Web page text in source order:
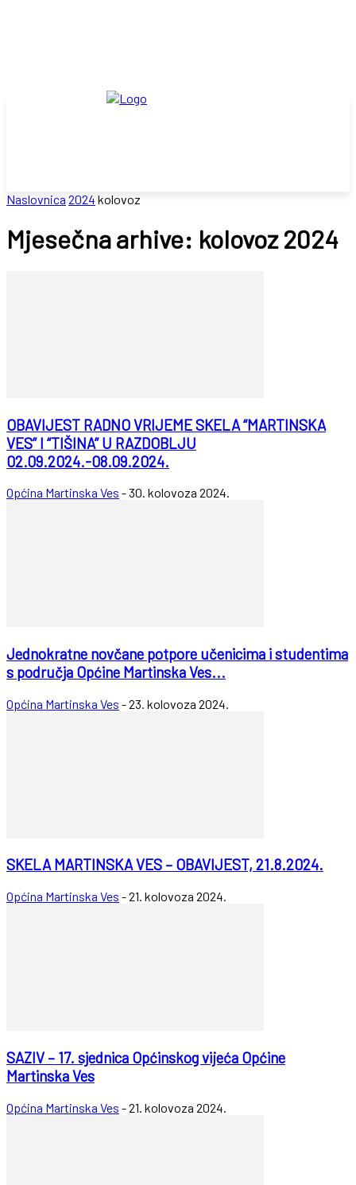
Naslovnica 2024 kolovoz
Mjesečna arhive: kolovoz 2024
OBAVIJEST RADNO VRIJEME SKELA “MARTINSKA
VES” I “TIŠINA” U RAZDOBLJU
02.09.2024.-08.09.2024.
Općina Martinska Ves -30. kolovoza 2024.
Jednokratne novčane potpore učenicima i studentima
s područja Općine Martinska Ves...
Općina Martinska Ves -23. kolovoza 2024.
SKELA MARTINSKA VES – OBAVIJEST, 21.8.2024.
Općina Martinska Ves -21. kolovoza 2024.
SAZIV – 17. sjednica Općinskog vijeća Općine
Martinska Ves
Općina Martinska Ves -21. kolovoza 2024.